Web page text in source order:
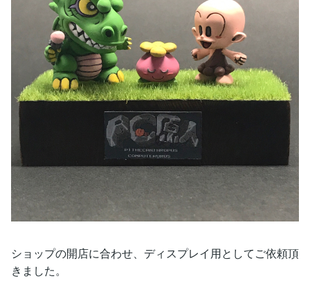
ショップの開店に合わせ、ディスプレイ用としてご依頼頂
きました。